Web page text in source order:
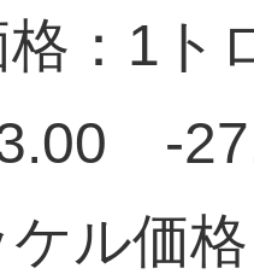
：1ト
-
ケル価